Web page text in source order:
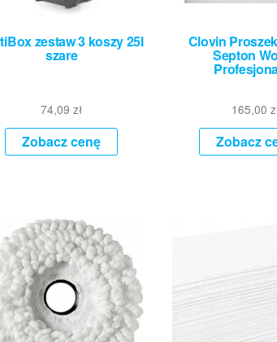
zestaw 3 koszy 25l
szare
74,09zł
Zobacz cenę
Clovin
Septon
165,00
Zobacz